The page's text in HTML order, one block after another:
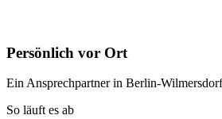
Persönlich vor Ort
Ein Ansprechpartner in Berlin-
So läuft es ab